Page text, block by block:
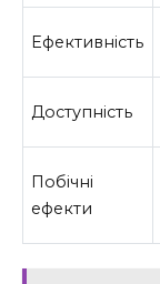
Ефективність
Доступність
Побічні
ефекти